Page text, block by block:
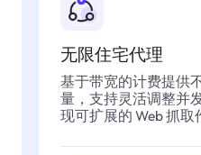
无限住宅代理
基于带宽的计费提供
量，支持灵活调整并
现可扩展的 Web 抓取